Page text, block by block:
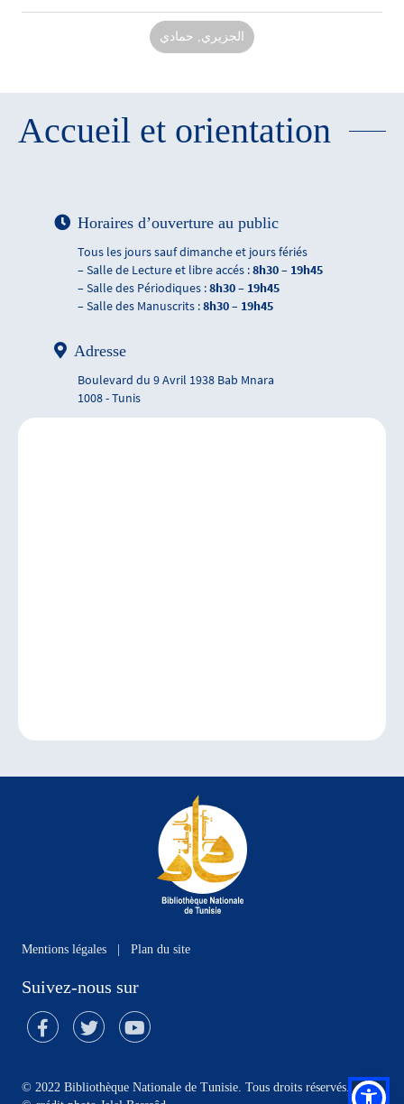
الجزيري, حمادي
Accueil et orientation
Horaires d’ouverture au public
Tous les jours sauf dimanche et jours fériés
– Salle de Lecture et libre accés :8h30 – 19h45
– Salle des Périodiques :8h30 – 19h45
– Salle des Manuscrits :8h30 – 19h45
Adresse
Boulevard du 9 Avril 1938 Bab Mnara
1008 - Tunis
Mentions légales Plan du site
Suivez-nous sur
© 2022 Bibliothèque Nationale de Tunisie. Tous droits réservés.